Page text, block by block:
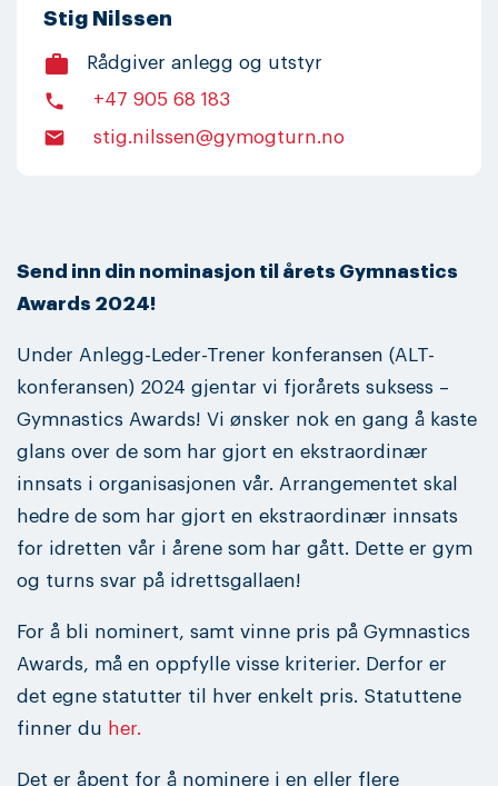
Stig Nilssen
work Rådgiver anlegg og utstyr
phone +47 905 68 183
email stig.nilssen@gymogturn.no
Send inn din nominasjon til årets Gymnastics
Awards 2024!
Under Anlegg-Leder-Trener konferansen (ALT-
konferansen) 2024 gjentar vi fjorårets suksess –
Gymnastics Awards! Vi ønsker nok en gang å kaste
glans over de som har gjort en ekstraordinær
innsats i organisasjonen vår. Arrangementet skal
hedre de som har gjort en ekstraordinær innsats
for idretten vår i årene som har gått. Dette er gym
og turns svar på idrettsgallaen!
For å bli nominert, samt vinne pris på Gymnastics
Awards, må en oppfylle visse kriterier. Derfor er
det egne statutter til hver enkelt pris. Statuttene
finner du her.
Det er åpent for å nominere i en eller flere